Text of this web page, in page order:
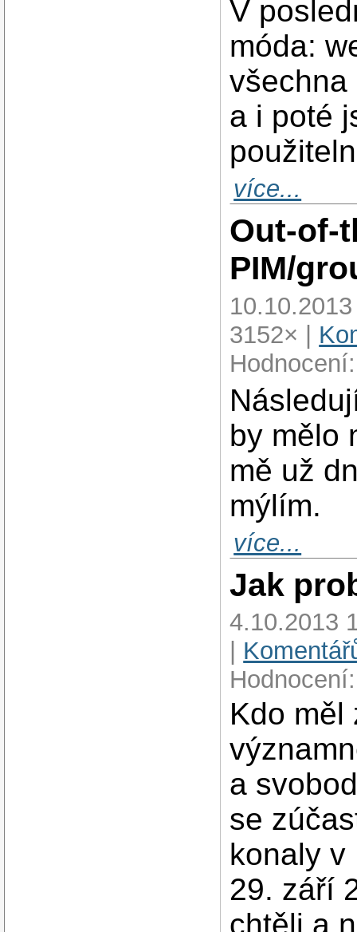
V
móda:
všechna
a i poté
více...
Out-of-
PIM/
3152× |
by mělo
mě už
mýlím.
více...
Jak
4.10.2013
Kdo měl
a
se
konaly v
29. září
chtěli a